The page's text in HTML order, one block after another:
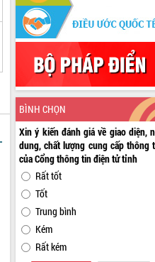
BÌNH CHỌN
Xin ý kiến đánh giá về giao diện,
dung, chất lượng cung cấp thông
của Cổng thông tin điện tử tỉnh
Rất tốt
Tốt
Trung bình
Kém
Rất kém